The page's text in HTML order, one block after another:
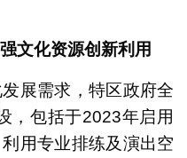
文化资源创新利用
展需求，特区政府全
，包括于2023年启用
用专业排练及演出空